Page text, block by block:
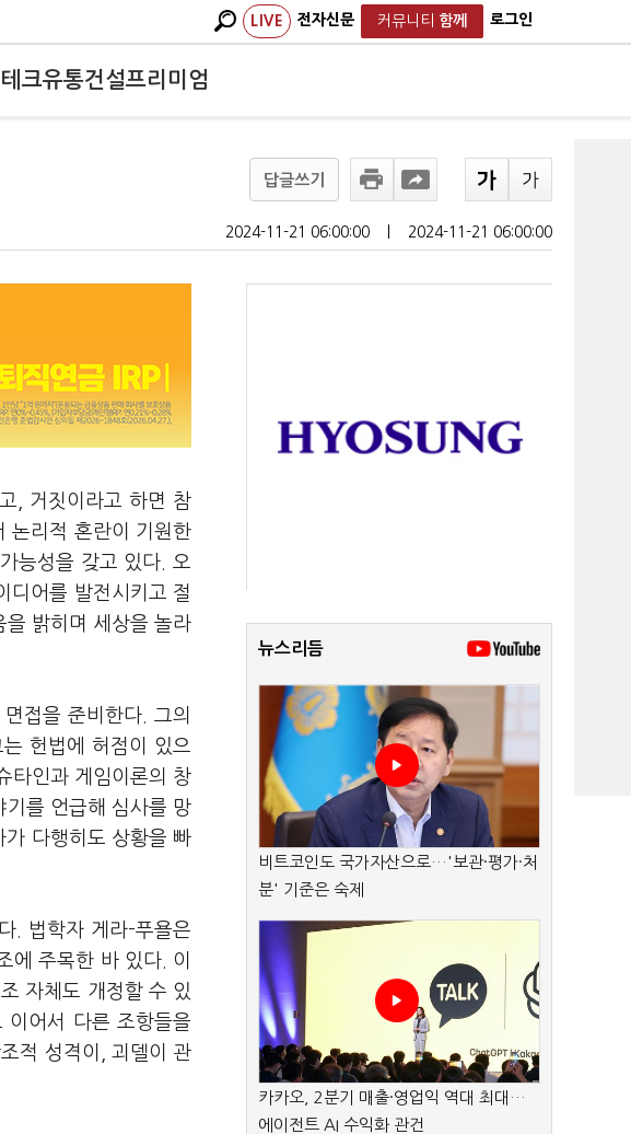
LIVE 전자신문 커뮤니티 함께 로그인
테크유통건설프리미엄
답글쓰기
2024-11-21 06:00:00 2024-11-21 06:00:00
, 거짓이라고 하면 참
논리적 혼란이 기원한
능성을 갖고 있다. 오
디어를 발전시키고 절
을 밝히며 세상을 놀라
접을 준비한다. 그의
헌법에 허점이 있으
타인과 게임이론의 창
기를 언급해 심사를 망
다행히도 상황을 빠
. 법학자 게라-푸욜은
에 주목한 바 있다. 이
자체도 개정할 수 있
이어서 다른 조항들을
적 성격이, 괴델이 관
뉴스리듬
비트코인도 국가자산으로…'보관·평가·처
분' 기준은 숙제
카카오, 2분기 매출·영업익 역대 최대…
에이전트 AI 수익화 관건